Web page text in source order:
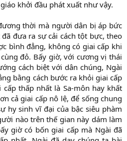
khởi đầu phát xuất như vậy.
thời mà người dân bị áp bức
đưa ra sự cải cách tột bực, theo
bình đẳng, không có giai cấp khi
đỏ. Bấy giờ, với cương vị thái
cách biệt với dân chúng, Ngài
bằng cách bước ra khỏi giai cấp
thấp nhất là Sa-môn hay khất
cả giai cấp nô lệ, để sống chung
hy sinh vĩ đại của bậc siêu phàm
nào trên thế gian này dám làm
giờ có bốn giai cấp mà Ngài đã